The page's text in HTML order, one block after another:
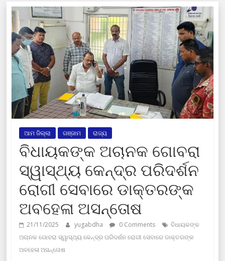
ଆମ ଜିଲ୍ଲା ଗଞ୍ଜାମ ରାଜ୍ୟ
ବିଧାୟକଙ୍କ ଅଚାନକ ଗୋବରା
ସ୍ୱାସ୍ଥ୍ୟ କେନ୍ଦ୍ର ପରିଦର୍ଶନ
ରୋଗୀ ସେବାରେ ଡାକ୍ତରଙ୍କ
ଅବହେଳା ଅସନ୍ତୋଷ
21/11/2025 yugabdha 0 Comments
ବିଧାୟକଙ୍କ
ଅଚାନକ ଗୋବରା ସ୍ୱାସ୍ଥ୍ୟ କେନ୍ଦ୍ର ପରିଦର୍ଶନ ରୋଗୀ ସେବାରେ ଡାକ୍ତରଙ୍କ
ଅବହେଳା ଅସନ୍ତୋଷ